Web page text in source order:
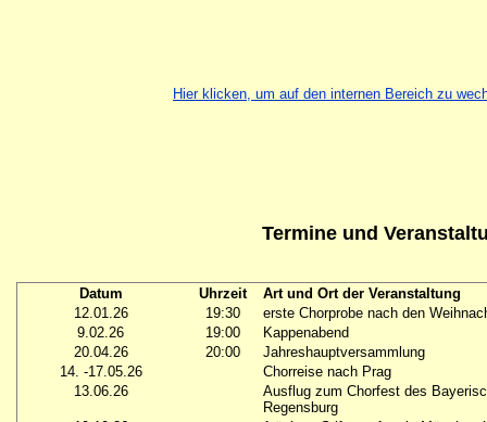
Hier klicken, um auf den internen Bereich zu
Termine und
Datum Uhrzeit
Art und Ort der Veranstaltung
12.01.26
19:30
erste Chorprobe nach den
9.02.26
19:00
Kappenabend
20.04.26
20:00
Jahreshauptversammlung
14. -17.05.26
Chorreise nach Prag
13.06.26
Ausflug zum Chorfest des
Regensburg